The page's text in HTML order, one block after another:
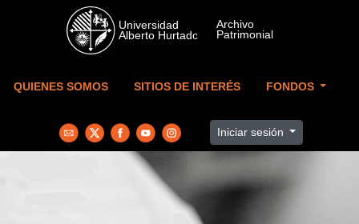
Skip to main content
QUIENES SOMOS SITIOS DE INTERÉS FONDOS
Iniciar sesión